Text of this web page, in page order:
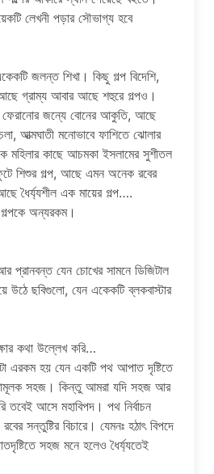
লেখনী পড়ার সৌভাগ্য হবে
জলন্ত শিখা। কিছু গল্প বিদেশি,
গ্রাম্য আবার আছে শহুরে গল্পও।
ফেরানোর জন্যে বোনের আকুতি, আছে
আত্মঘাতী মনোভাবে ফাশিতে ঝোলার
মহিলার কাছে আচমকা ইসলামের সুশীতল
শিশুর গল্প, আছে এমন অনেক রবের
ধৈর্য্যশীল এক মায়ের গল্প….
অন্যরকম।
প্রানবন্ত যেন চোখের সামনে ডিজিটাল
উঠে ছবিগুলো, যেন একেকটি ব্লকবাস্টার
কথা উল্লেখ করি…
এরকম হয় যেন একটি পথ আপাত দৃষ্টিতে
সহজ। কিন্তু আমরা যদি সহজ আর
তবেই আসে মহাবিপদ। পথ নির্বাচন
সন্তুষ্টির বিচারে। যেমনঃ হঠাৎ বিপদে
সহজ মনে হলেও ধৈর্য্যতেই